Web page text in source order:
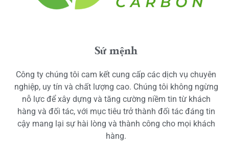
Sứ mệnh
Công ty chúng tôi cam kết cung cấp các dịch vụ chuyên
nghiệp, uy tín và chất lượng cao. Chúng tôi không ngừng
nỗ lực để xây dựng và tăng cường niềm tin từ khách
hàng và đối tác, với mục tiêu trở thành đối tác đáng tin
cậy mang lại sự hài lòng và thành công cho mọi khách
hàng.